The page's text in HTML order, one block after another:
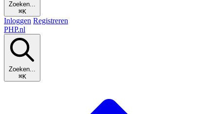
Zoeken...
⌘K
Inloggen Registreren
PHP.nl
Zoeken...
⌘K